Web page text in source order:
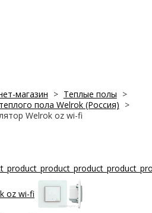
магазин > Теплые полы >
пола Welrok (Россия) >
Welrok oz wi-fi